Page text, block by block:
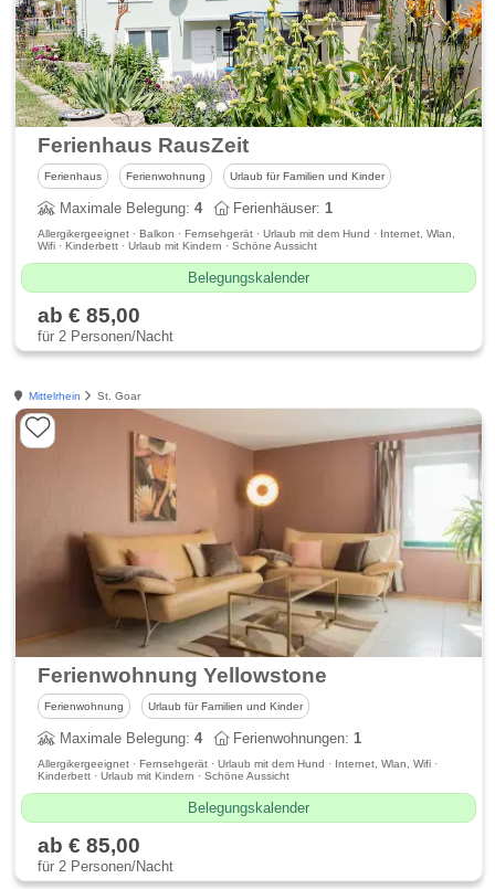
Ferienhaus RausZeit
Ferienhaus Ferienwohnung Urlaub für Familien und Kinder
Maximale Belegung:4 Ferienhäuser:1
Allergikergeeignet · Balkon · Fernsehgerät · Urlaub mit dem Hund · Internet, Wlan,
Wifi · Kinderbett · Urlaub mit Kindern · Schöne Aussicht
Belegungskalender
ab € 85,00
für 2 Personen/Nacht
Mittelrhein St. Goar
Ferienwohnung Yellowstone
Ferienwohnung Urlaub für Familien und Kinder
Maximale Belegung:4 Ferienwohnungen:1
Allergikergeeignet · Fernsehgerät · Urlaub mit dem Hund · Internet, Wlan, Wifi ·
Kinderbett · Urlaub mit Kindern · Schöne Aussicht
Belegungskalender
ab € 85,00
für 2 Personen/Nacht